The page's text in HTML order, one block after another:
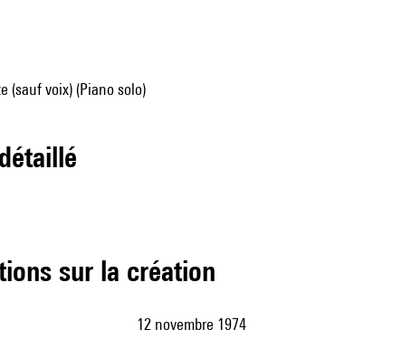
(sauf voix) (Piano solo)
sur la création
12 novembre 1974